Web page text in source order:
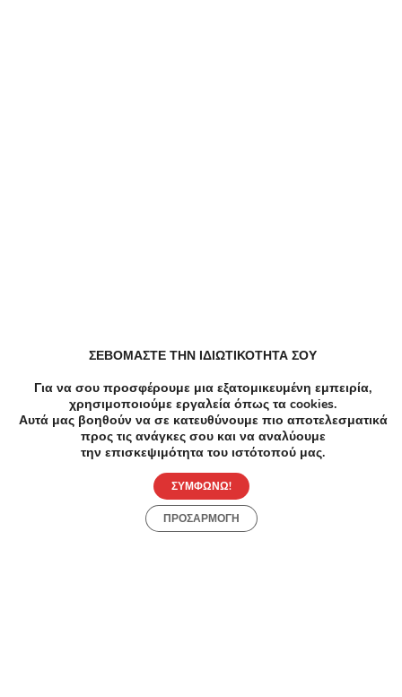
Ομορφιά Αποτριχωση σε Περιστέρι
Load more
ΣΕΒΟΜΑΣΤΕ ΤΗΝ ΙΔΙΩΤΙΚΟΤΗΤΑ ΣΟΥ
Για να σου προσφέρουμε μια εξατομικευμένη εμπειρία,
χρησιμοποιούμε εργαλεία όπως τα cookies.
Αυτά μας βοηθούν να σε κατευθύνουμε πιο αποτελεσματικά
προς τις ανάγκες σου και να αναλύουμε
την επισκεψιμότητα του ιστότοπού μας.
ΣΥΜΦΩΝΩ!
ΠΡΟΣΑΡΜΟΓΗ